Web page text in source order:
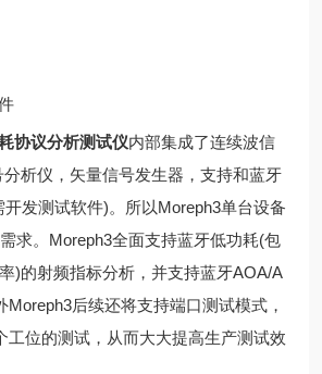
协议分析测试仪内部集成了连续波信
析仪，矢量信号发生器，支持和蓝牙
发测试软件)。所以Moreph3单台设备
求。Moreph3全面支持蓝牙低功耗(包
)的射频指标分析，并支持蓝牙AOA/A
后续还将支持端口测试模式，
工位的测试，从而大大提高生产测试效